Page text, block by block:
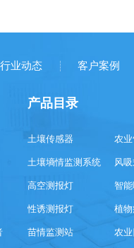
行业动态 客户案例
产品目录
土壤传感器 农
土壤墒情监测系统 风
高空测报灯 智
性诱测报灯 植
苗情监测站 农